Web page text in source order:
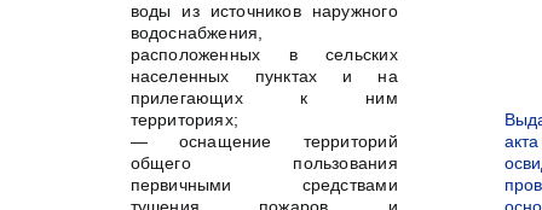
воды из источников наружного
водоснабжения,
расположенных в сельских
населенных пунктах и на
прилегающих к ним
территориях;
— оснащение территорий
общего пользования
первичными средствами
акта